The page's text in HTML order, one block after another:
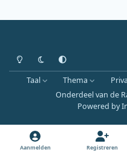
Heldere modus
Donkere modus
Systeemvoorkeur
Taal Thema
Onderdeel van de
Powered by
Aanmelden Registreren